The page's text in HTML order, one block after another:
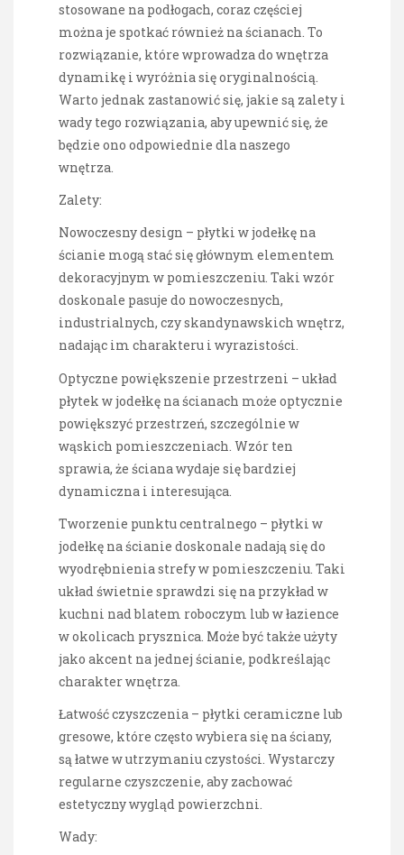
stosowane na podłogach, coraz częściej
można je spotkać również na ścianach. To
rozwiązanie, które wprowadza do wnętrza
dynamikę i wyróżnia się oryginalnością.
Warto jednak zastanowić się, jakie są zalety i
wady tego rozwiązania, aby upewnić się, że
będzie ono odpowiednie dla naszego
wnętrza.
Zalety:
Nowoczesny design – płytki w jodełkę na
ścianie mogą stać się głównym elementem
dekoracyjnym w pomieszczeniu. Taki wzór
doskonale pasuje do nowoczesnych,
industrialnych, czy skandynawskich wnętrz,
nadając im charakteru i wyrazistości.
Optyczne powiększenie przestrzeni – układ
płytek w jodełkę na ścianach może optycznie
powiększyć przestrzeń, szczególnie w
wąskich pomieszczeniach. Wzór ten
sprawia, że ściana wydaje się bardziej
dynamiczna i interesująca.
Tworzenie punktu centralnego – płytki w
jodełkę na ścianie doskonale nadają się do
wyodrębnienia strefy w pomieszczeniu. Taki
układ świetnie sprawdzi się na przykład w
kuchni nad blatem roboczym lub w łazience
w okolicach prysznica. Może być także użyty
jako akcent na jednej ścianie, podkreślając
charakter wnętrza.
Łatwość czyszczenia – płytki ceramiczne lub
gresowe, które często wybiera się na ściany,
są łatwe w utrzymaniu czystości. Wystarczy
regularne czyszczenie, aby zachować
estetyczny wygląd powierzchni.
Wady: